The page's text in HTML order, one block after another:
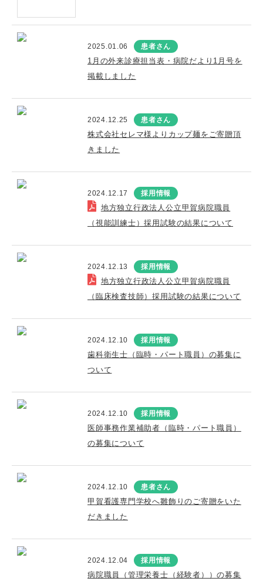
2025.01.06 患者さん
1月の外来診療担当表・病院だより1月号を
掲載しました
2024.12.25 患者さん
株式会社セレマ様よりカップ麺をご寄贈頂
きました
2024.12.17 採用情報
地方独立行政法人公立甲賀病院職員
（視能訓練士）採用試験の結果について
2024.12.13 採用情報
地方独立行政法人公立甲賀病院職員
（臨床検査技師）採用試験の結果について
2024.12.10 採用情報
歯科衛生士（臨時・パート職員）の募集に
ついて
2024.12.10 採用情報
医師事務作業補助者（臨時・パート職員）
の募集について
2024.12.10 患者さん
甲賀看護専門学校へ雛飾りのご寄贈をいた
だきました
2024.12.04 採用情報
病院職員（管理栄養士（経験者））の募集